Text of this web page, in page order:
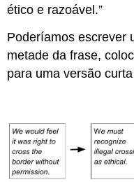
ético e razoável.”
Poderíamos escrever
metade da frase,
para uma versão